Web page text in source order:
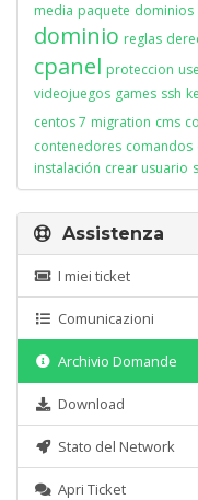
media paquete dominios
dominio reglas
cpanel proteccion
videojuegos games ssh
centos 7 migration cms
contenedores comandos
instalación crear usuario
Assistenza
I miei ticket
Comunicazioni
Archivio Domande
Download
Stato del Network
Apri Ticket